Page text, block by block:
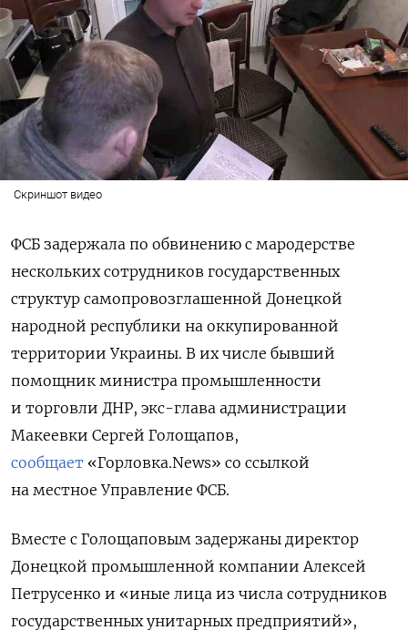
Скриншот видео
ФСБ задержала по обвинению с мародерстве
нескольких сотрудников государственных
структур самопровозглашенной Донецкой
народной республики на оккупированной
территории Украины. В их числе бывший
помощник министра промышленности
и торговли ДНР, экс-глава администрации
Макеевки Сергей Голощапов,
сообщает «Горловка.News» со ссылкой
на местное Управление ФСБ.
Вместе с Голощаповым задержаны директор
Донецкой промышленной компании Алексей
Петрусенко и «иные лица из числа сотрудников
государственных унитарных предприятий»,